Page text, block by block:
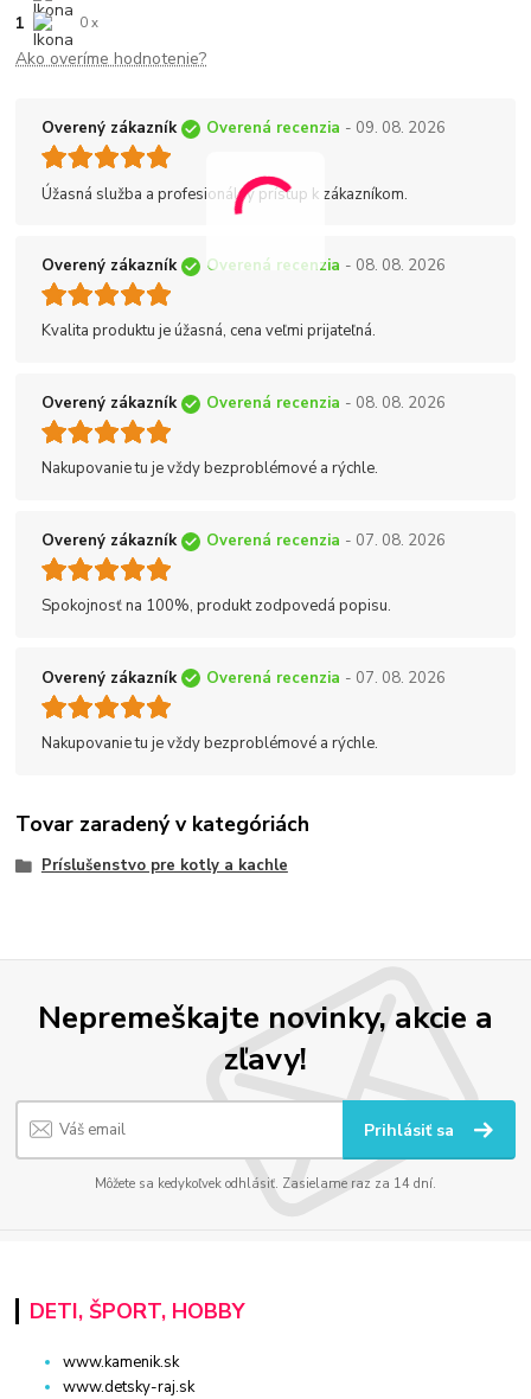
1 0 x
Ako overíme hodnotenie?
Overený zákazník Overená recenzia - 09. 08. 2026
Úžasná služba a profesionálny prístup k zákazníkom.
Overený zákazník Overená recenzia - 08. 08. 2026
Kvalita produktu je úžasná, cena veľmi prijateľná.
Overený zákazník Overená recenzia - 08. 08. 2026
Nakupovanie tu je vždy bezproblémové a rýchle.
Overený zákazník Overená recenzia - 07. 08. 2026
Spokojnosť na 100%, produkt zodpovedá popisu.
Overený zákazník Overená recenzia - 07. 08. 2026
Nakupovanie tu je vždy bezproblémové a rýchle.
Tovar zaradený v kategóriách
Príslušenstvo pre kotly a kachle
Nepremeškajte novinky, akcie a
zľavy!
Prihlásiť sa
Môžete sa kedykoľvek odhlásiť. Zasielame raz za 14 dní.
DETI, ŠPORT, HOBBY
www.kamenik.sk
www.detsky-raj.sk